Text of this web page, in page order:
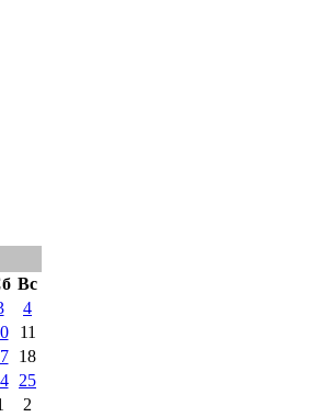
Вс
4
11
18
25
2